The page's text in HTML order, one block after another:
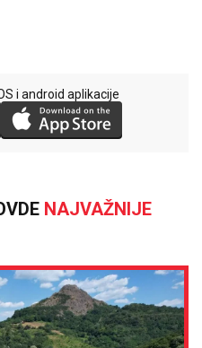
i android aplikacije
NAJVAŽNIJE